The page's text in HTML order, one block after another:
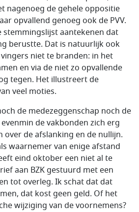
nagenoeg de gehele oppositie
opvallend genoeg ook de PVV.
stemmingslijst aantekenen dat
berustte. Dat is natuurlijk ook
niet te branden: in het
en via de niet zo opvallende
tegen. Het illustreert de
veel moties.
de medezeggenschap noch de
de vakbonden zich erg
over de afslanking en de nullijn.
waarnemer van enige afstand
eind oktober een niet al te
aan BZK gestuurd met een
tot overleg. Ik schat dat dat
dat kost geen geld. Of het
wijziging van de voornemens?